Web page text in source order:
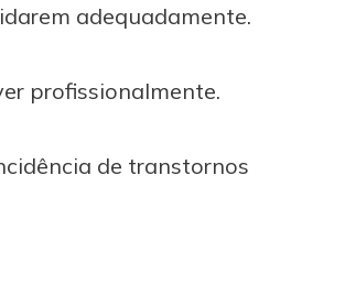
adequadamente.
profissionalmente.
de transtornos